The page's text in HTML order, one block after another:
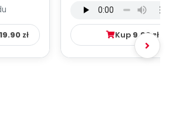
19.90 zł
mp3)
Kup 9.99zł